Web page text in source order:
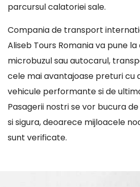
parcursul calatoriei sale.
Compania de transport
Aliseb Tours Romania va pune
microbuzul sau autocarul,
cele mai avantajoase preturi cu
vehicule performante si de
Pasagerii nostri se vor bucura
si sigura, deoarece mijloacele
sunt verificate.